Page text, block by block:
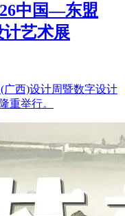
中国—东盟
计艺术展
广西)设计周暨数字设计
重举行。